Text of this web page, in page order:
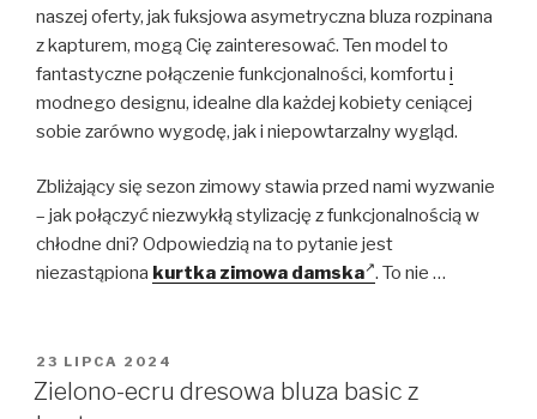
naszej oferty, jak fuksjowa asymetryczna bluza rozpinana
z kapturem, mogą Cię zainteresować. Ten model to
fantastyczne połączenie funkcjonalności, komfortu i
modnego designu, idealne dla każdej kobiety ceniącej
sobie zarówno wygodę, jak i niepowtarzalny wygląd.
Zbliżający się sezon zimowy stawia przed nami wyzwanie
– jak połączyć niezwykłą stylizację z funkcjonalnością w
chłodne dni? Odpowiedzią na to pytanie jest
niezastąpiona kurtka zimowa damska . To nie …
OPUBLIKOWANE
W
23 LIPCA 2024
Zielono-ecru dresowa bluza basic z